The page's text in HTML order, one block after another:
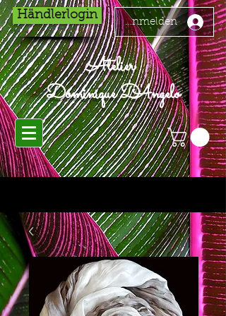
Händlerlogin
Anmelden
Atelier
Dominique D'Angelo